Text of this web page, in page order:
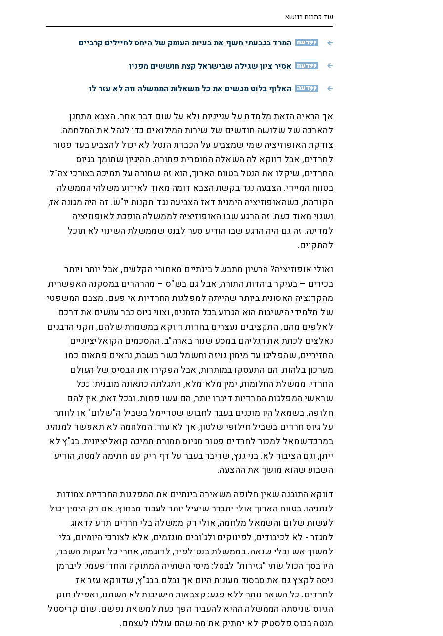
עוד כתבות בנושא
דעה המרד בגבעתי חשף את בעיות העומק של היחס לחיילים קרביים
דעה אסיר ציון שגילה שבישראל קצת חוששים מפניו
דעה האלוף בלוט מגשים את כל משאלות הממשלה וזה לא עזר לו
אך הראיה הזאת מלמדת על ענייניות ולא על שום דבר אחר. הצבא מתחנן
להארכה של שלושה חודשים של שירות המילואים כדי לנהל את המלחמה.
צודקת האופוזיציה שמי שמצביע על הכבדת הנטל לא יכול להצביע בעד פטור
לחרדים, אבל דווקא לה השאלה המוסרית פתורה. ההיגיון שתומך בגיוס
החרדים, שיקלו את הנטל בטווח הארוך, הוא זה שמורה על תמיכה בצורכי צה"ל
בטווח המיידי. הצבעה נגד בקשת הצבא דומה מאוד לאירוע משלהי הממשלה
הקודמת, כשהאופוזיציה הימנית דאז הצביעה נגד תקנות יו"ש. זה היה מגונה אז,
ושגוי מאוד כעת. זה הרגע שבו האופוזיציה לממשלה הופכת לאופוזיציה
למדינה. זה גם היה הרגע שבו הודיע סער לבנט שממשלת השינוי לא תוכל
להתקיים.
ואולי אופוזיציה? הרעיון מתבשל בינתיים מאחורי הקלעים, אבל יותר ויותר
בכירים – בעיקר ביהדות התורה, אבל גם בש"ס – מהרהרים במסקנה האפשרית
מהקדנציה האסונית ביותר שהייתה למפלגות החרדיות אי פעם. מצבם המשפטי
של תלמידי הישיבות הוא הגרוע בכל הזמנים, וצווי גיוס כבר עושים את דרכם
לאלפים מהם. התקציבים נעצרים בחדות דווקא במשמרת שלהם, וזקני הרבנים
נאלצים לכתת את רגליהם במסע שנור בארה"ב. ההסכמים הקואליציוניים
החזיריים, שהפליגו עד מימון גניזה וחשמל כשר בשבת, נראים פתאום כמו
מערכון בלהות. הם התעסקו במותרות, אבל הפקירו את הבסיס של העולם
החרדי. ממשלת החלומות, ימין מלא־מלא, התגלתה כתאונה מובנית: ככל
שראשי המפלגות החרדיות דיברו יותר, הם עשו פחות. ובכל זאת, אין להם
חלופה. בשמאל היו מוכנים בעבר לחבוש שטריימל בשביל ה"שלום" או לוותר
על גיוס חרדים בשביל חילופי שלטון, אך לא עוד. המלחמה לא תאפשר למנהיג
במרכז־שמאל למכור לחרדים פטור מגיוס תמורת תמיכה קואליציונית. בג"ץ לא
ייתן, וגם הציבור לא. בני גנץ, שדיבר בעבר על דף ריק עם חתימה למטה, הודיע
השבוע שהוא מושך את ההצעה.
דווקא התובנה שאין חלופה משאירה בינתיים את המפלגות החרדיות צמודות
לנתניהו. בטווח הארוך אולי יתברר שיעיל יותר לעבוד מבחוץ. אם רק הימין יכול
לעשות שלום והשמאל מלחמה, אולי רק ממשלה בלי חרדים תדע לדאוג
למגזר - לא לכיבודים, לפינוקים ולג'ובים מוגזמים, אלא לצורכי היומיום, בלי
למשוך אש ובלי שנאה. בממשלת בנט־לפיד, לדוגמה, אחרי כל זעקות השבר,
היו בסך הכול שתי "גזירות" לבטל: מיסי השתייה המתוקה והחד־פעמי. ליברמן
ניסה לקצץ גם את סבסוד מעונות היום אך נבלם בבג"ץ, שדווקא עזר אז
לחרדים. כל השאר נותר ללא פגע: קצבאות הישיבות לא השתנו, ואפילו חוק
הגיוס שניסתה הממשלה ההיא להעביר הפך כעת למשאת נפשם. שום קריסטל
מנטה בכוס פלסטיק לא ימתיק את מה שהם עוללו לעצמם.